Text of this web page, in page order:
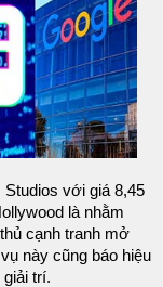
Studios với giá 8,45
là nhằm
cạnh tranh mở
này cũng báo hiệu
trí.